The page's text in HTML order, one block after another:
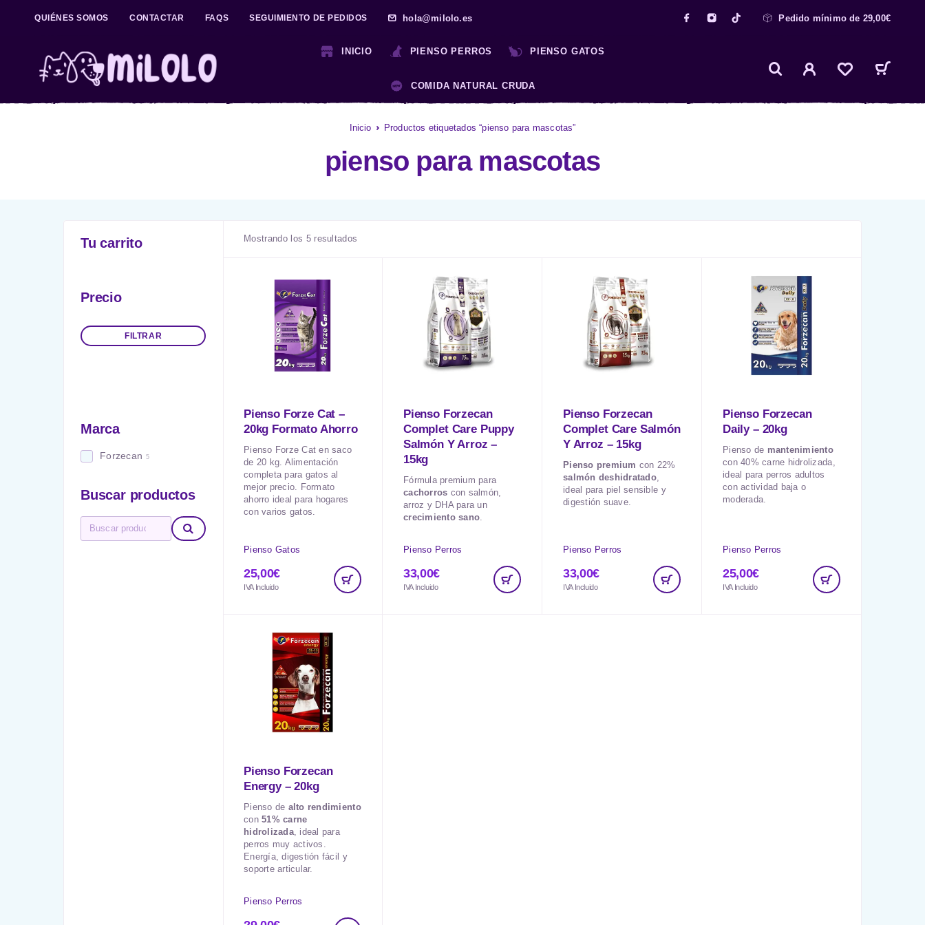
QUIÉNES SOMOS CONTACTAR FAQS SEGUIMIENTO DE PEDIDOS hola@milolo.es Pedido mínimo de 29,00€
INICIO PIENSO PERROS PIENSO GATOS
COMIDA NATURAL CRUDA
Inicio Productos etiquetados “pienso para mascotas”
pienso para mascotas
Tu carrito
Precio
FILTRAR
Marca
Forzecan 5
Buscar productos
Mostrando los 5 resultados
Pienso Forze Cat –
20kg Formato Ahorro
Pienso Forze Cat en saco
de 20 kg. Alimentación
completa para gatos al
mejor precio. Formato
ahorro ideal para hogares
con varios gatos.
Pienso Gatos
25,00€
IVA Incluido
Pienso Forzecan
Complet Care Puppy
Salmón Y Arroz –
15kg
Fórmula premium para
cachorros con salmón,
arroz y DHA para un
crecimiento sano.
Pienso Perros
33,00€
IVA Incluido
Pienso Forzecan
Complet Care Salmón
Y Arroz – 15kg
Pienso premium con 22%
salmón deshidratado,
ideal para piel sensible y
digestión suave.
Pienso Perros
33,00€
IVA Incluido
Pienso Forzecan
Daily – 20kg
Pienso de mantenimiento
con 40% carne hidrolizada,
ideal para perros adultos
con actividad baja o
moderada.
Pienso Perros
25,00€
IVA Incluido
Pienso Forzecan
Energy – 20kg
Pienso de alto rendimiento
con51% carne
hidrolizada, ideal para
perros muy activos.
Energía, digestión fácil y
soporte articular.
Pienso Perros